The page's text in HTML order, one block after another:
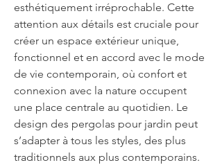
esthétiquement irréprochable. Cette
attention aux détails est cruciale pour
créer un espace extérieur unique,
fonctionnel et en accord avec le mode
de vie contemporain, où confort et
connexion avec la nature occupent
une place centrale au quotidien. Le
design des pergolas pour jardin peut
s’adapter à tous les styles, des plus
traditionnels aux plus contemporains.